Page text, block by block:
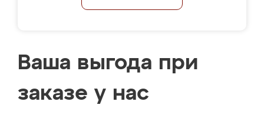
Ваша выгода при
заказе у нас